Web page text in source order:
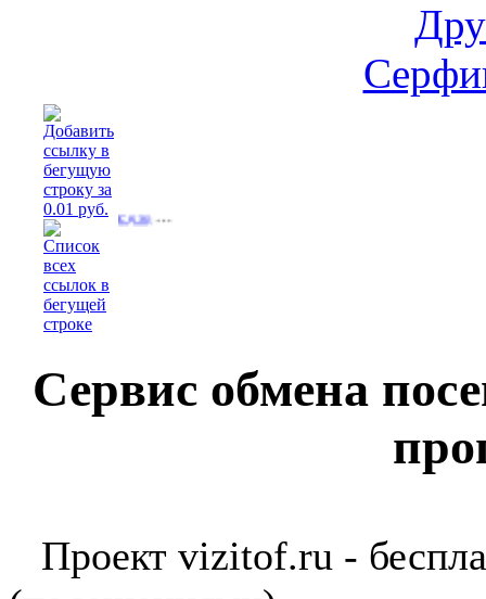
Сервис обмена
Проект vizitof.ru -